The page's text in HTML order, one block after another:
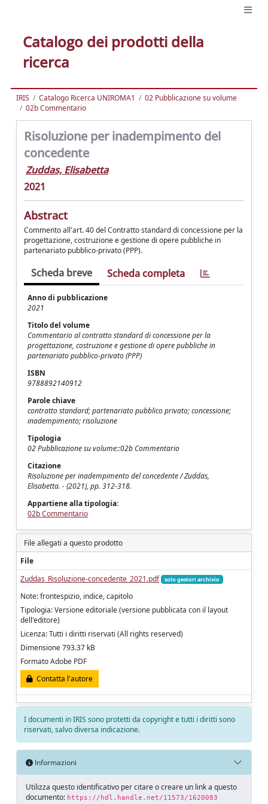
Catalogo dei prodotti della
ricerca
IRIS Catalogo Ricerca UNIROMA1
02 Pubblicazione su volume
02b Commentario
Risoluzione per inadempimento del
concedente
Zuddas, Elisabetta
2021
Abstract
Commento all'art. 40 del Contratto standard di concessione per la
progettazione, costruzione e gestione di opere pubbliche in
partenariato pubblico-privato (PPP).
Scheda breve Scheda completa
Anno di pubblicazione
2021
Titolo del volume
Commentario al contratto standard di concessione per la
progettazione, costruzione e gestione di opere pubbliche in
partenariato pubblico-privato (PPP)
ISBN
9788892140912
Parole chiave
contratto standard; partenariato pubblico privato; concessione;
inadempimento; risoluzione
Tipologia
02 Pubblicazione su volume::02b Commentario
Citazione
Risoluzione per inadempimento del concedente / Zuddas,
Elisabetta. - (2021), pp. 312-318.
Appartiene alla tipologia:
02b Commentario
File allegati a questo prodotto
File
Zuddas_Risoluzione-concedente_2021.pdf
solo gestori archivio
Note: frontespizio, indice, capitolo
Tipologia: Versione editoriale (versione pubblicata con il layout
dell'editore)
Licenza: Tutti i diritti riservati (All rights reserved)
Dimensione 793.37 kB
Formato Adobe PDF
Contatta l'autore
I documenti in IRIS sono protetti da copyright e tutti i diritti sono
riservati, salvo diversa indicazione.
Informazioni
Utilizza questo identificativo per citare o creare un link a questo
documento: https://hdl.handle.net/11573/1620083